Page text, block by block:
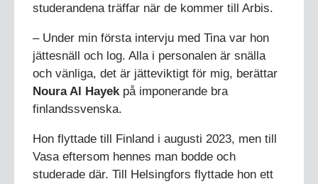
studerandena träffar när de kommer till Arbis.
– Under min första intervju med Tina var hon
jättesnäll och log. Alla i personalen är snälla
och vänliga, det är jätteviktigt för mig, berättar
Noura Al Hayek på imponerande bra
finlandssvenska.
Hon flyttade till Finland i augusti 2023, men till
Vasa eftersom hennes man bodde och
studerade där. Till Helsingfors flyttade hon ett